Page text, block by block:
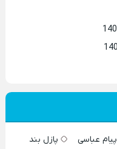
پیام عباسی
پازل بند